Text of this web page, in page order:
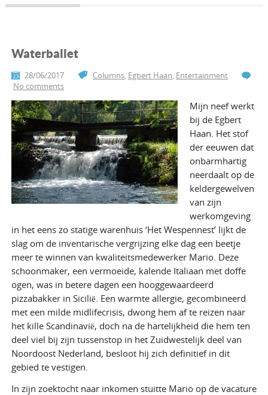
Waterballet
28/06/2017 Columns, Egbert Haan, Entertainment
No comments
Mijn neef werkt
bij de Egbert
Haan. Het stof
der eeuwen dat
onbarmhartig
neerdaalt op de
keldergewelven
van zijn
werkomgeving
in het eens zo statige warenhuis ‘Het Wespennest’ lijkt de
slag om de inventarische vergrijzing elke dag een beetje
meer te winnen van kwaliteitsmedewerker Mario. Deze
schoonmaker, een vermoeide, kalende Italiaan met doffe
ogen, was in betere dagen een hooggewaardeerd
pizzabakker in Sicilië. Een warmte allergie, gecombineerd
met een milde midlifecrisis, dwong hem af te reizen naar
het kille Scandinavië, doch na de hartelijkheid die hem ten
deel viel bij zijn tussenstop in het Zuidwestelijk deel van
Noordoost Nederland, besloot hij zich definitief in dit
gebied te vestigen.
In zijn zoektocht naar inkomen stuitte Mario op de vacature